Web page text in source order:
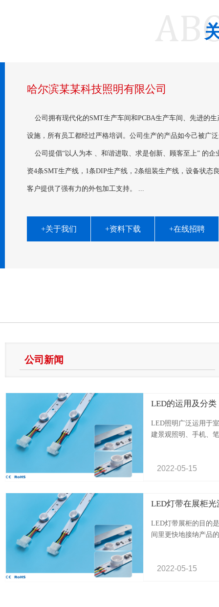
哈尔滨某某科技照明有限公司
公司拥有现代化的SMT生产车间和PCBA生产车间、先进的生
设施，所有员工都经过严格培训。公司生产的产品如今己被广
公司提倡“以人为本 、和谐进取、求是创新、顾客至上” 的
资4条SMT生产线，1条DIP生产线，2条组装生产线，设备状态
客户提供了强有力的外包加工支持。 ...
+关于我们 +资料下载 +在线招聘
公司新闻
2022-05-15
LED的运用及分类
LED照明广泛运用于
建景观照明、手机、
2022-05-15
LED灯带在展柜光
LED灯带展柜的目的
间里更快地接纳产品